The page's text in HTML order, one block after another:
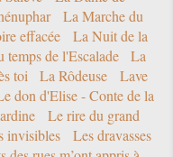
La Marche du
effacée
La Nuit de la
de l'Escalade
La
toi La Rôdeuse
Lave
don d'Elise - Conte de la
Le rire du grand
invisibles
Les dravasses